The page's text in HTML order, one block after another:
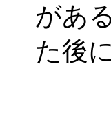
があ
た後